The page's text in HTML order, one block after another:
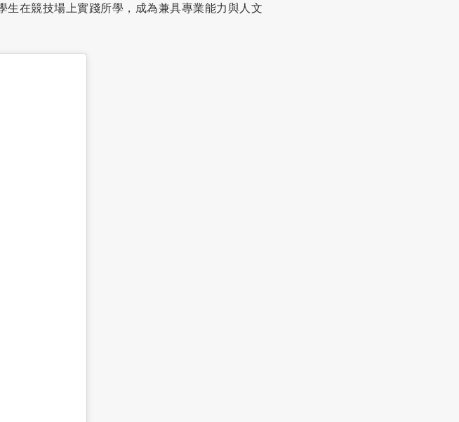
在競技場上實踐所學，成為兼具專業能力與人文